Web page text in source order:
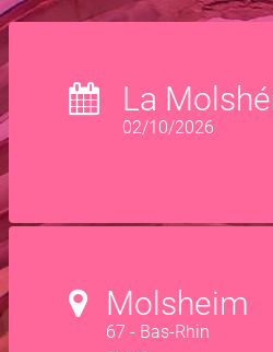
La
02/10/2026
Molsheim
67 - Bas-Rhin